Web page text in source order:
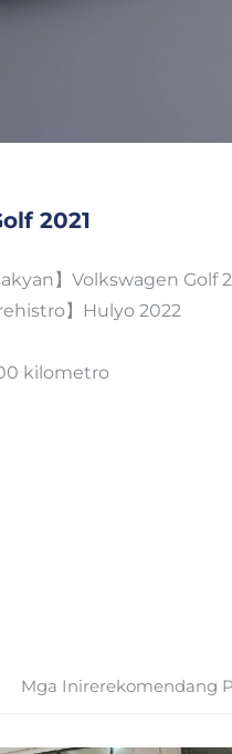
2021
】Volkswagen Golf
】Hulyo 2022
kilometro
Mga Inirerekomendang